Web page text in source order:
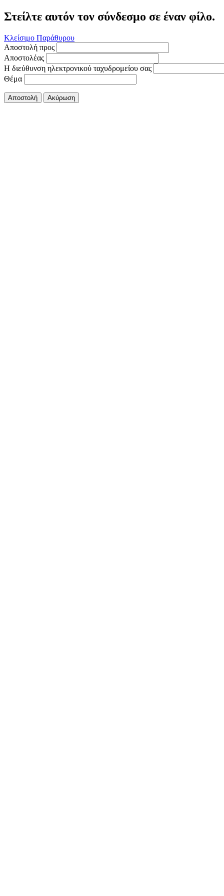
Στείλτε αυτόν τον σύνδεσμο σε έναν φίλο.
Κλείσιμο Παράθυρου
Αποστολή προς
Αποστολέας
Η διεύθυνση ηλεκτρονικού ταχυδρομείου σας
Θέμα
Αποστολή Ακύρωση